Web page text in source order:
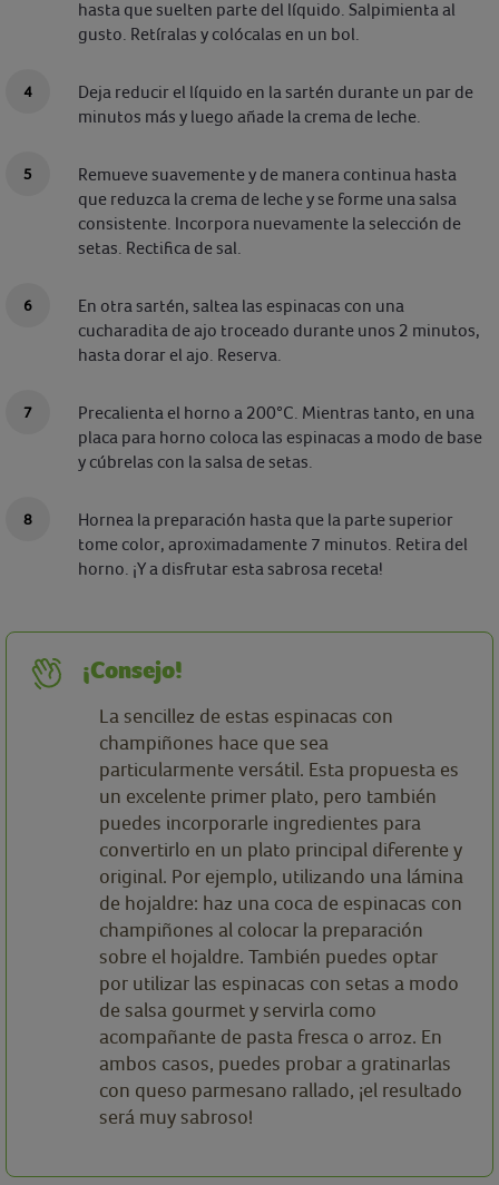
hasta que suelten parte del líquido. Salpimienta al
gusto. Retíralas y colócalas en un bol.
Deja reducir el líquido en la sartén durante un par de
minutos más y luego añade la crema de leche.
Remueve suavemente y de manera continua hasta
que reduzca la crema de leche y se forme una salsa
consistente. Incorpora nuevamente la selección de
setas. Rectifica de sal.
En otra sartén, saltea las espinacas con una
cucharadita de ajo troceado durante unos 2 minutos,
hasta dorar el ajo. Reserva.
Precalienta el horno a 200°C. Mientras tanto, en una
placa para horno coloca las espinacas a modo de base
y cúbrelas con la salsa de setas.
Hornea la preparación hasta que la parte superior
tome color, aproximadamente 7 minutos. Retira del
horno. ¡Y a disfrutar esta sabrosa receta!
¡Consejo!
La sencillez de estas espinacas con
champiñones hace que sea
particularmente versátil. Esta propuesta es
un excelente primer plato, pero también
puedes incorporarle ingredientes para
convertirlo en un plato principal diferente y
original. Por ejemplo, utilizando una lámina
de hojaldre: haz una coca de espinacas con
champiñones al colocar la preparación
sobre el hojaldre. También puedes optar
por utilizar las espinacas con setas a modo
de salsa gourmet y servirla como
acompañante de pasta fresca o arroz. En
ambos casos, puedes probar a gratinarlas
con queso parmesano rallado, ¡el resultado
será muy sabroso!